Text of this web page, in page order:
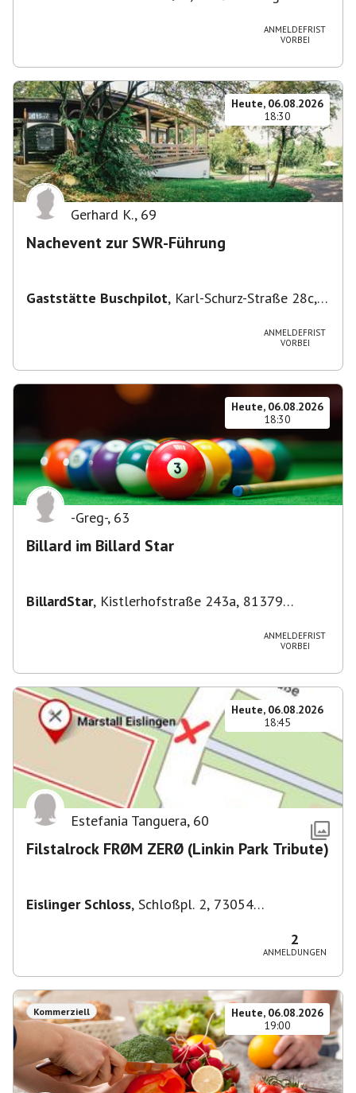
ANMELDEFRIST
VORBEI
Heute, 06.08.2026
18:30
Gerhard K., 69
Nachevent zur SWR-Führung
Gaststätte Buschpilot, Karl-Schurz-Straße 28c,
ANMELDEFRIST
VORBEI
Heute, 06.08.2026
18:30
-Greg-, 63
Billard im Billard Star
BillardStar, Kistlerhofstraße 243a, 81379
ANMELDEFRIST
VORBEI
Heute, 06.08.2026
18:45
Estefania Tanguera, 60
Filstalrock FRØM ZERØ (Linkin Park Tribute)
Eislinger Schloss, Schloßpl. 2, 73054
2
ANMELDUNGEN
Kommerziell
Heute, 06.08.2026
19:00